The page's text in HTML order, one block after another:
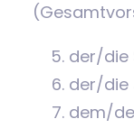
der/die
der/die
dem/